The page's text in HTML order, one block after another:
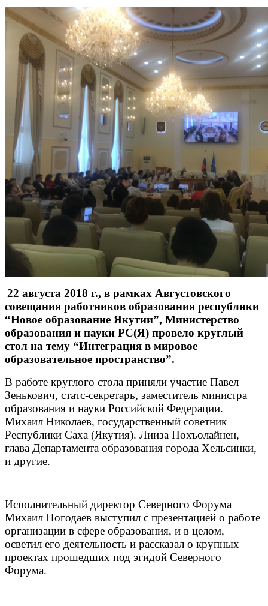
22 августа 2018 г., в рамках Августовского
совещания работников образования республики
“Новое образование Якутии”, Министерство
образования и науки РС(Я) провело круглый
стол на тему “Интеграция в мировое
образовательное пространство”.
В работе круглого стола приняли участие Павел
Зенькович, статс-секретарь, заместитель министра
образования и науки Российской Федерации.
Михаил Николаев, государственный советник
Республики Саха (Якутия). Лииза Похъолайнен,
глава Департамента образования города Хельсинки,
и другие.
Исполнительный директор Северного Форума
Михаил Погодаев выступил с презентацией о работе
организации в сфере образования, и в целом,
осветил его деятельность и рассказал о крупных
проектах прошедших под эгидой Северного
Форума.